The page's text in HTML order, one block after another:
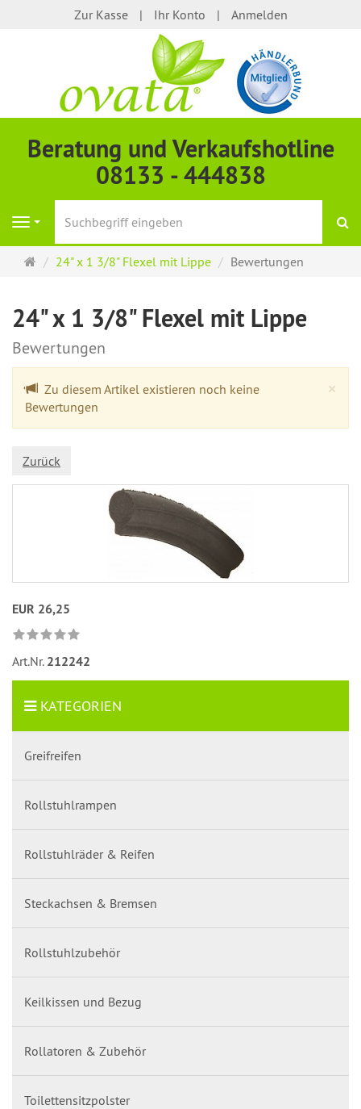
Zur Kasse Ihr Konto Anmelden
Beratung und Verkaufshotline
08133 - 444838
Navigation
Startseite
24" x 1 3/8" Flexel mit Lippe Bewertungen
24" x 1 3/8" Flexel mit Lippe
Bewertungen
×
Zu diesem Artikel existieren noch keine
Bewertungen
Zurück
EUR 26,25
Art.Nr. 212242
KATEGORIEN
Greifreifen
Rollstuhlrampen
Rollstuhlräder & Reifen
Steckachsen & Bremsen
Rollstuhlzubehör
Keilkissen und Bezug
Rollatoren & Zubehör
Toilettensitzpolster